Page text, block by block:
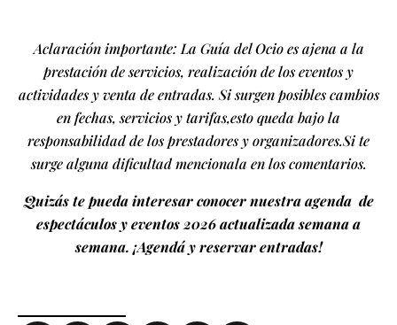
Aclaración importante: La Guía del Ocio es ajena a la
prestación de servicios, realización de los eventos y
actividades y venta de entradas. Si surgen posibles cambios
en fechas, servicios y tarifas,esto queda bajo la
responsabilidad de los prestadores y organizadores.Si te
surge alguna dificultad mencionala en los comentarios.
Quizás te pueda interesar conocer nuestra agenda de
espectáculos y eventos 2026 actualizada semana a
semana. ¡Agendá y reservar entradas!